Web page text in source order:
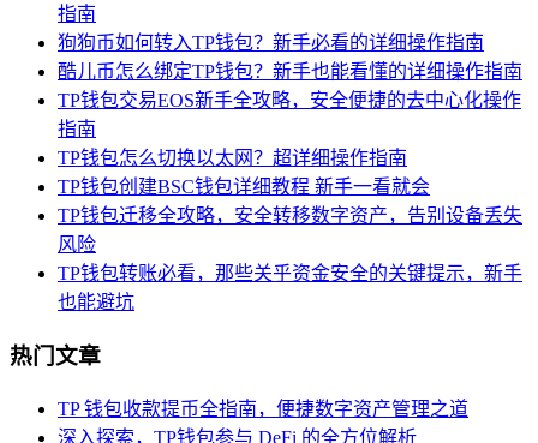
指南
狗狗币如何转入TP钱包？新手必看的详细操作指南
酷儿币怎么绑定TP钱包？新手也能看懂的详细操作指南
TP钱包交易EOS新手全攻略，安全便捷的去中心化操作
指南
TP钱包怎么切换以太网？超详细操作指南
TP钱包创建BSC钱包详细教程 新手一看就会
TP钱包迁移全攻略，安全转移数字资产，告别设备丢失
风险
TP钱包转账必看，那些关乎资金安全的关键提示，新手
也能避坑
热门文章
TP 钱包收款提币全指南，便捷数字资产管理之道
深入探索，TP钱包参与 DeFi 的全方位解析